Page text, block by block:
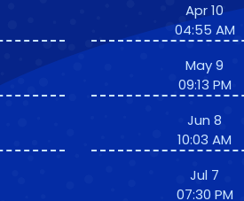
Apr 10
04:55 AM
May 9
09:13 PM
Jun 8
10:03 AM
Jul 7
07:30 PM